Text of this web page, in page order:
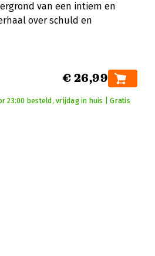
van een intiem en
over schuld en
€ 26,99
23:00 besteld, vrijdag in huis | Gratis